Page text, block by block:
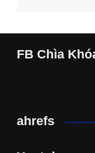
FB Chìa
ahrefs